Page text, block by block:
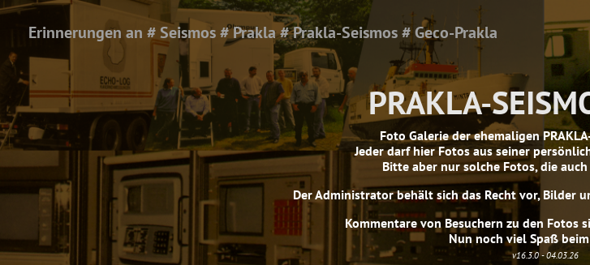
Erinnerungen an # Seismos # Prakla # Prakla-Seismos # Geco-Prakla
PRAKLA-
Foto Galerie der ehemaligen
Jeder darf hier Fotos aus seiner
Bitte aber nur solche Fotos, die
Der Administrator behält sich das Recht vor, Bilder
Kommentare von Besuchern zu den Fotos
Nun noch viel Spaß
v16.3.0 - 04.03.26